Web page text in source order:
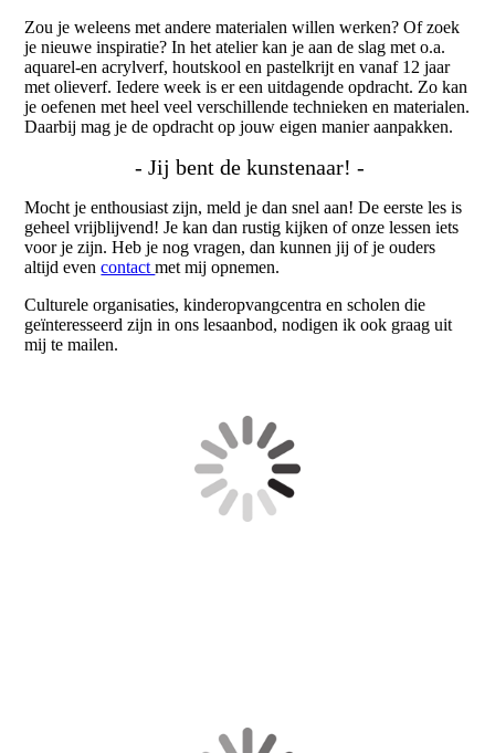
Zou je weleens met andere materialen willen werken? Of zoek
je nieuwe inspiratie? In het atelier kan je aan de slag met o.a.
aquarel-en acrylverf, houtskool en pastelkrijt en vanaf 12 jaar
met olieverf. Iedere week is er een uitdagende opdracht. Zo kan
je oefenen met heel veel verschillende technieken en materialen.
Daarbij mag je de opdracht op jouw eigen manier aanpakken.
- Jij bent de kunstenaar! -
Mocht je enthousiast zijn, meld je dan snel aan! De eerste les is
geheel vrijblijvend! Je kan dan rustig kijken of onze lessen iets
voor je zijn.Heb je nog vragen, dan kunnen jij of je ouders
altijd evencontactmet mij opnemen.
Culturele organisaties, kinderopvangcentra en scholen die
geïnteresseerd zijn in ons lesaanbod, nodigen ik ook graag uit
mij te mailen.